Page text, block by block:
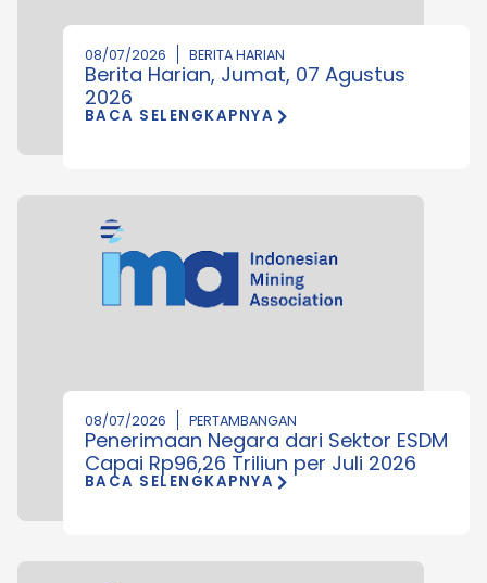
08/07/2026 BERITA HARIAN
Berita Harian, Jumat, 07 Agustus
2026
BACA SELENGKAPNYA
08/07/2026 PERTAMBANGAN
Penerimaan Negara dari Sektor ESDM
Capai Rp96,26 Triliun per Juli 2026
BACA SELENGKAPNYA